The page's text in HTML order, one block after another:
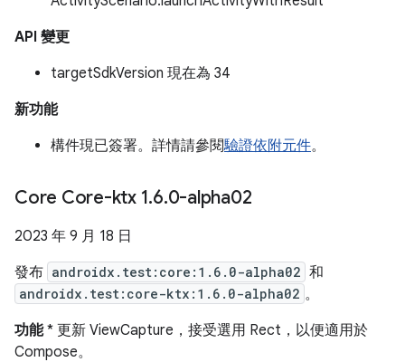
API 變更
targetSdkVersion 現在為 34
新功能
構件現已簽署。詳情請參閱驗證依附元件。
Core Core-ktx 1.6.0-alpha02
2023 年 9 月 18 日
發布 androidx.test:core:1.6.0-alpha02 和
androidx.test:core-ktx:1.6.0-alpha02 。
功能* 更新 ViewCapture，接受選用 Rect，以便適用於
Compose。